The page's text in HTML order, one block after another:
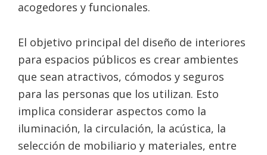
acogedores y funcionales.
El objetivo principal del diseño de interiores
para espacios públicos es crear ambientes
que sean atractivos, cómodos y seguros
para las personas que los utilizan. Esto
implica considerar aspectos como la
iluminación, la circulación, la acústica, la
selección de mobiliario y materiales, entre